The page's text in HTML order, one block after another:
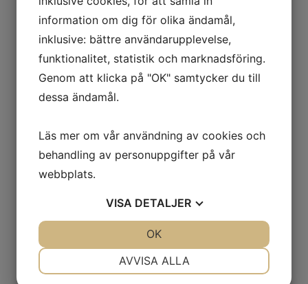
Rouen
Beckasin/Snipe
Condor
Condor Genuin
Fasan/Pheasant
Grey Francolin
Black Francolin
Diamantfasan
Gås Goose Cosette
Gås Vingpennor- Färgade
Häger/Heron - Black/White
Häger/Heron - Vingpenna
information om dig för olika ändamål,
inklusive: bättre användarupplevelse,
funktionalitet, statistik och marknadsföring.
Genom att klicka på "OK" samtycker du till
dessa ändamål.
Läs mer om vår användning av cookies och
behandling av personuppgifter på vår
webbplats.
VISA DETALJER
AVVISA ALLA
OK